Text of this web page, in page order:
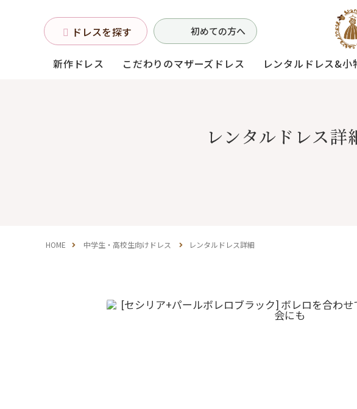
ドレスを探す 初めての方へ
新作ドレス こだわりのマザーズドレス レンタルドレス&小
フォーマ
(40～50代
レンタルドレス詳
HOME 中学生・高校生向けドレス レンタルドレス詳細